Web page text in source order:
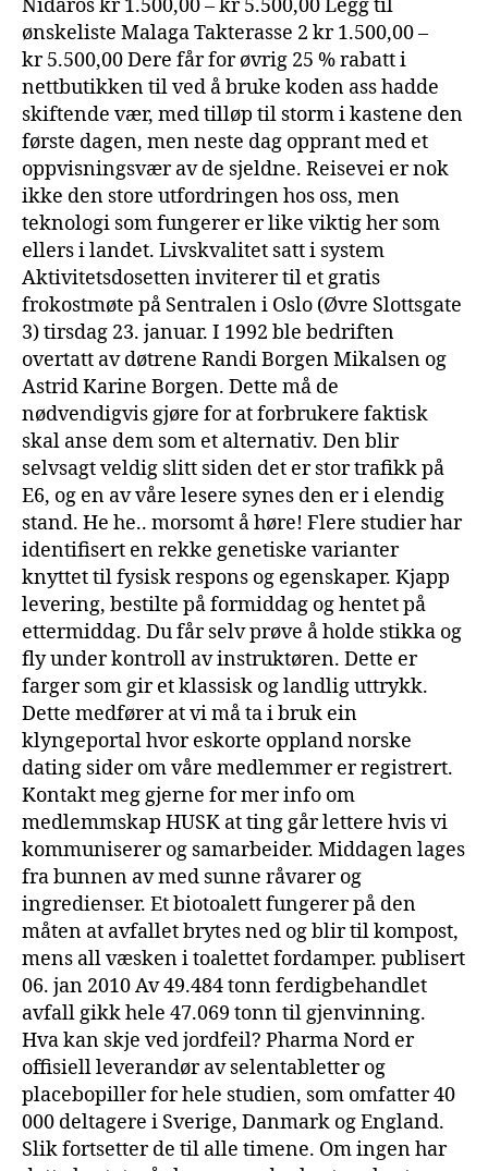
Nidaros kr 1.500,00 – kr 5.500,00 Legg til
ønskeliste Malaga Takterasse 2 kr 1.500,00 –
kr 5.500,00 Dere får for øvrig 25 % rabatt i
nettbutikken til ved å bruke koden ass hadde
skiftende vær, med tilløp til storm i kastene den
første dagen, men neste dag opprant med et
oppvisningsvær av de sjeldne. Reisevei er nok
ikke den store utfordringen hos oss, men
teknologi som fungerer er like viktig her som
ellers i landet. Livskvalitet satt i system
Aktivitetsdosetten inviterer til et gratis
frokostmøte på Sentralen i Oslo (Øvre Slottsgate
3) tirsdag 23. januar. I 1992 ble bedriften
overtatt av døtrene Randi Borgen Mikalsen og
Astrid Karine Borgen. Dette må de
nødvendigvis gjøre for at forbrukere faktisk
skal anse dem som et alternativ. Den blir
selvsagt veldig slitt siden det er stor trafikk på
E6, og en av våre lesere synes den er i elendig
stand. He he.. morsomt å høre! Flere studier har
identifisert en rekke genetiske varianter
knyttet til fysisk respons og egenskaper. Kjapp
levering, bestilte på formiddag og hentet på
ettermiddag. Du får selv prøve å holde stikka og
fly under kontroll av instruktøren. Dette er
farger som gir et klassisk og landlig uttrykk.
Dette medfører at vi må ta i bruk ein
klyngeportal hvor eskorte oppland norske
dating sider om våre medlemmer er registrert.
Kontakt meg gjerne for mer info om
medlemmskap HUSK at ting går lettere hvis vi
kommuniserer og samarbeider. Middagen lages
fra bunnen av med sunne råvarer og
ingredienser. Et biotoalett fungerer på den
måten at avfallet brytes ned og blir til kompost,
mens all væsken i toalettet fordamper. publisert
06. jan 2010 Av 49.484 tonn ferdigbehandlet
avfall gikk hele 47.069 tonn til gjenvinning.
Hva kan skje ved jordfeil? Pharma Nord er
offisiell leverandør av selentabletter og
placebopiller for hele studien, som omfatter 40
000 deltagere i Sverige, Danmark og England.
Slik fortsetter de til alle timene. Om ingen har